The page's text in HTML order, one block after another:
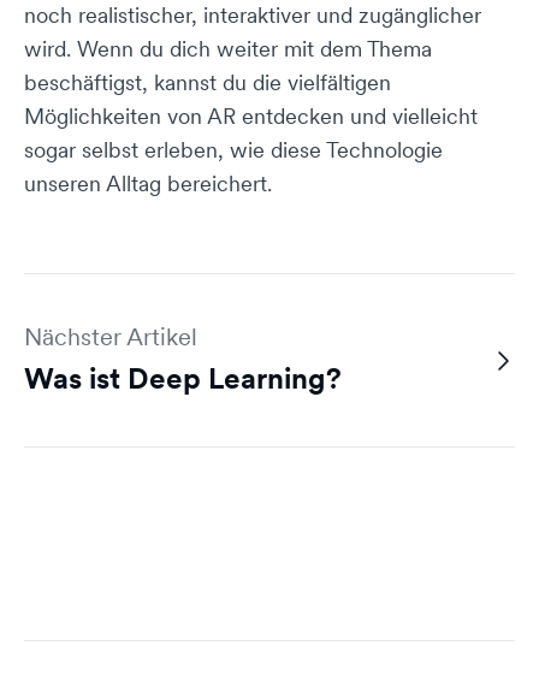
noch realistischer, interaktiver und zugänglicher
wird. Wenn du dich weiter mit dem Thema
beschäftigst, kannst du die vielfältigen
Möglichkeiten von AR entdecken und vielleicht
sogar selbst erleben, wie diese Technologie
unseren Alltag bereichert.
Nächster Artikel
Was ist Deep Learning?